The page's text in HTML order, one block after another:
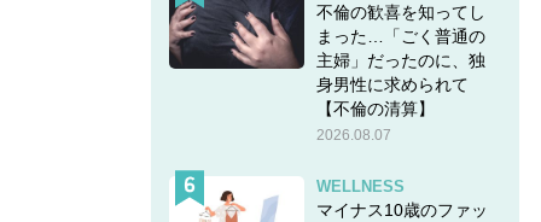
不倫の歓喜を知ってし
まった…「ごく普通の
主婦」だったのに、独
身男性に求められて
【不倫の清算】
2026.08.07
WELLNESS
マイナス10歳のファッ